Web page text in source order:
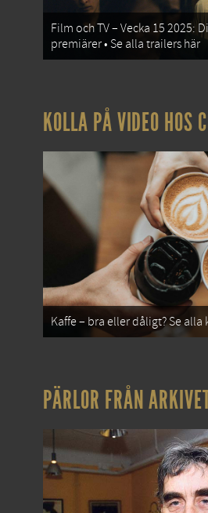
Film och TV – Vecka 15 2025:
premiärer • Se alla trailers här
KOLLA PÅ VIDEO HOS
Kaffe – bra eller dåligt? Se
PÄRLOR FRÅN